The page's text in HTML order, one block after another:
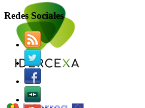
Redes Sociales